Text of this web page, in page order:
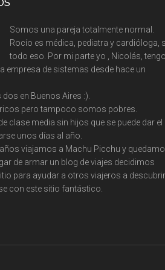
Somos una pareja totalmente normal.
Rocío es médica, pediatra y cardióloga,
todo eso. Por mi parte yo , Nicolás, tengo
empresa de sistemas desde hace un
en Buenos Aires :).
pero tampoco somos pobres.
clase media sin hijos que se puede dar el
unos días al año.
viajamos a Machu Picchu y
de armar un blog de viajes decidimos
para ayudar a otros viajeros a
con este sitio fantástico.